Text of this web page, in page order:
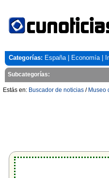
Categorías: España| Economía|
Subcategorías:
Estás en: Buscador de noticias / Museo